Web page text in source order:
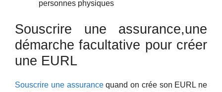
personnes physiques
Souscrire une assurance,une
démarche facultative pour créer
une EURL
Souscrire une assurancequand on crée son EURL ne